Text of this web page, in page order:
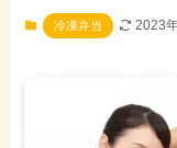
冷凍弁当 2023